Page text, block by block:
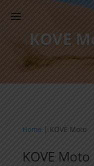
KOVE
Home KOVE Moto
KOVE Moto